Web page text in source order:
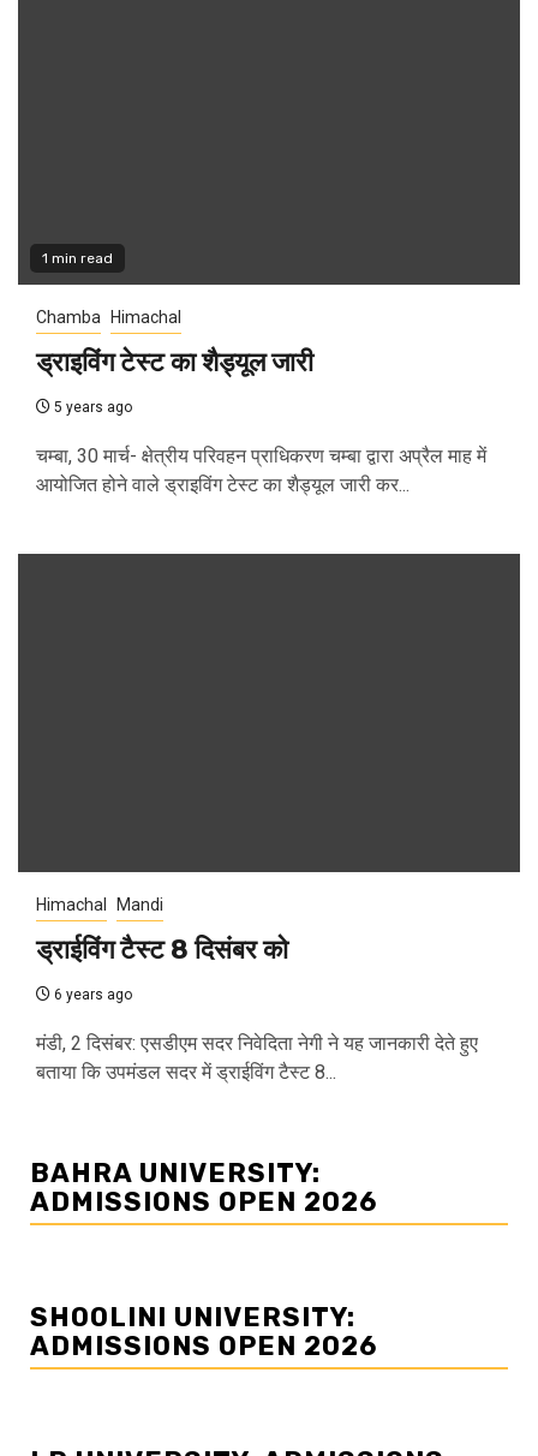
1 min read
Chamba Himachal
ड्राइविंग टेस्ट का शैड्यूल जारी
5 years ago
चम्बा, 30 मार्च- क्षेत्रीय परिवहन प्राधिकरण चम्बा द्वारा अप्रैल माह में
आयोजित होने वाले ड्राइविंग टेस्ट का शैड्यूल जारी कर...
Himachal Mandi
ड्राईविंग टैस्ट 8 दिसंबर को
6 years ago
मंडी, 2 दिसंबर: एसडीएम सदर निवेदिता नेगी ने यह जानकारी देते हुए
बताया कि उपमंडल सदर में ड्राईविंग टैस्ट 8...
BAHRA UNIVERSITY:
ADMISSIONS OPEN 2026
SHOOLINI UNIVERSITY:
ADMISSIONS OPEN 2026